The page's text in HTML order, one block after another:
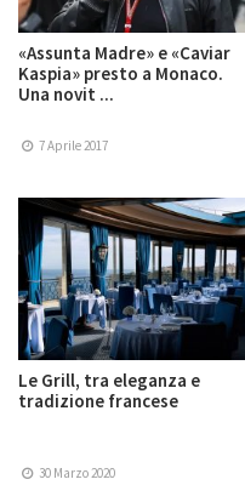
«Assunta Madre» e «Caviar
Kaspia» presto a Monaco.
Una novit ...
7 Aprile 2017
Le Grill, tra eleganza e
tradizione francese
30 Marzo 2020